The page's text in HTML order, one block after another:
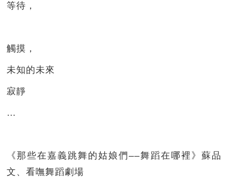
等待，
觸摸，
未知的未來
寂靜
…
《那些在嘉義跳舞的姑娘們––舞蹈在哪裡》蘇品
文、看嘸舞蹈劇場